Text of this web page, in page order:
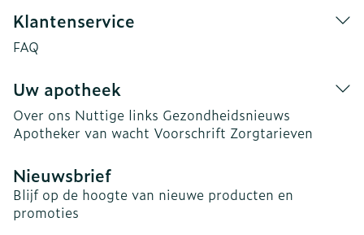
Klantenservice
FAQ
Uw apotheek
Over ons Nuttige links Gezondheidsnieuws
Apotheker van wacht Voorschrift Zorgtarieven
Nieuwsbrief
Blijf op de hoogte van nieuwe producten en
promoties